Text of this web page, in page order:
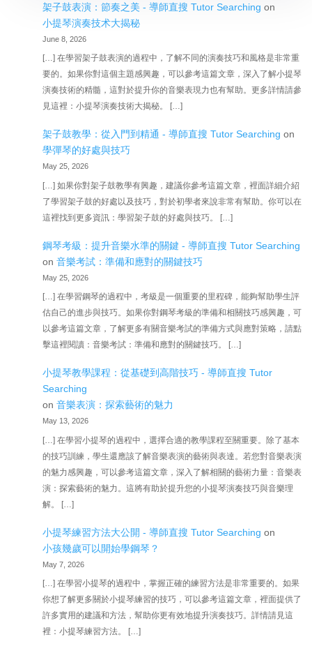
架子鼓表演：節奏之美 - 導師直搜 Tutor Searching on
小提琴演奏技术大揭秘
June 8, 2026
[…] 在學習架子鼓表演的過程中，了解不同的演奏技巧和風格是非常重
要的。如果你對這個主題感興趣，可以參考這篇文章，深入了解小提琴
演奏技術的精髓，這對於提升你的音樂表現力也有幫助。更多詳情請參
見這裡：小提琴演奏技術大揭秘。 […]
架子鼓教學：從入門到精通 - 導師直搜 Tutor Searching on
學彈琴的好處與技巧
May 25, 2026
[…] 如果你對架子鼓教學有興趣，建議你參考這篇文章，裡面詳細介紹
了學習架子鼓的好處以及技巧，對於初學者來說非常有幫助。你可以在
這裡找到更多資訊：學習架子鼓的好處與技巧。 […]
鋼琴考級：提升音樂水準的關鍵 - 導師直搜 Tutor Searching
on 音樂考試：準備和應對的關鍵技巧
May 25, 2026
[…] 在學習鋼琴的過程中，考級是一個重要的里程碑，能夠幫助學生評
估自己的進步與技巧。如果你對鋼琴考級的準備和相關技巧感興趣，可
以參考這篇文章，了解更多有關音樂考試的準備方式與應對策略，請點
擊這裡閱讀：音樂考試：準備和應對的關鍵技巧。 […]
小提琴教學課程：從基礎到高階技巧 - 導師直搜 Tutor
Searching
on 音樂表演：探索藝術的魅力
May 13, 2026
[…] 在學習小提琴的過程中，選擇合適的教學課程至關重要。除了基本
的技巧訓練，學生還應該了解音樂表演的藝術與表達。若您對音樂表演
的魅力感興趣，可以參考這篇文章，深入了解相關的藝術力量：音樂表
演：探索藝術的魅力。這將有助於提升您的小提琴演奏技巧與音樂理
解。 […]
小提琴練習方法大公開 - 導師直搜 Tutor Searching on
小孩幾歲可以開始學鋼琴？
May 7, 2026
[…] 在學習小提琴的過程中，掌握正確的練習方法是非常重要的。如果
你想了解更多關於小提琴練習的技巧，可以參考這篇文章，裡面提供了
許多實用的建議和方法，幫助你更有效地提升演奏技巧。詳情請見這
裡：小提琴練習方法。 […]